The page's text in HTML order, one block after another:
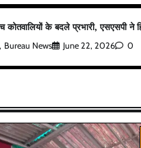
कोतवालियों के बदले प्रभारी, एसएसपी ने
Bureau News June 22, 2026 0